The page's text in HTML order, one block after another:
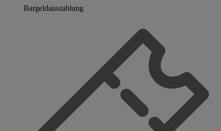
Bargeldauszahlung